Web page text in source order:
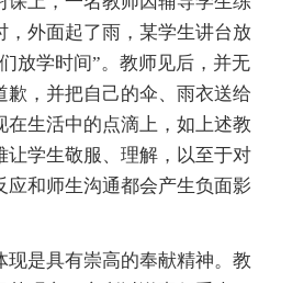
，外面起了雨，某学生讲台放
放学时间”。教师见后，并无
歉，并把自己的伞、雨衣送给
在生活中的点滴上，如上述教
让学生敬服、理解，以至于对
应和师生沟通都会产生负面影
现是具有崇高的奉献精神。教